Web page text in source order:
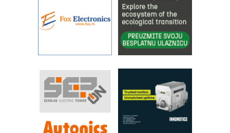
Art Utopia Studio – vizuelne priče
industrije i biznisa
RILINEX kompanije Rittal
FANUC: Najbolje za vašu pametnu
automatizaciju
Efikasno upravljanje energijom
Automatizacija pakovanja · Display
(Shelf-Ready) omotnice
Proizvodnja iC7 Hybrid 1500 VDC
mrežnog pretvarača sa tečnim
hlađenjem